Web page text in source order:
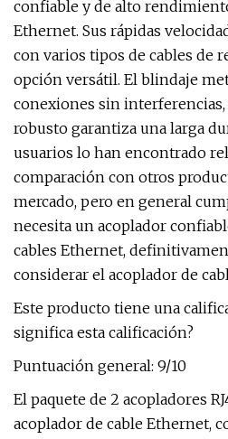
confiable y de alto
Ethernet. Sus rápidas
con varios tipos de cables de
opción versátil. El blindaje
conexiones sin
robusto garantiza una larga
usuarios lo han encontrado
comparación con otros
mercado, pero en general
necesita un acoplador
cables Ethernet,
considerar el acoplador de
Este producto tiene una
significa esta calificación?
Puntuación general: 9/10
El paquete de 2 acopladores
acoplador de cable Ethernet,